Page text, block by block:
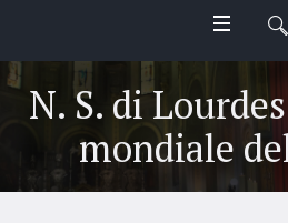
N. S. di
mondiale